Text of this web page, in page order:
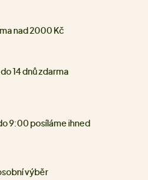
nad 2000 Kč
14 dnů zdarma
9:00 posíláme ihned
výběr